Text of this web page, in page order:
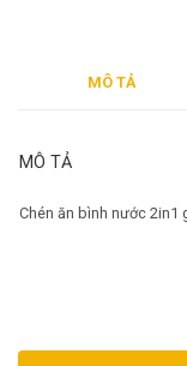
MÔ TẢ
MÔ TẢ
Chén ăn bình nước 2in1